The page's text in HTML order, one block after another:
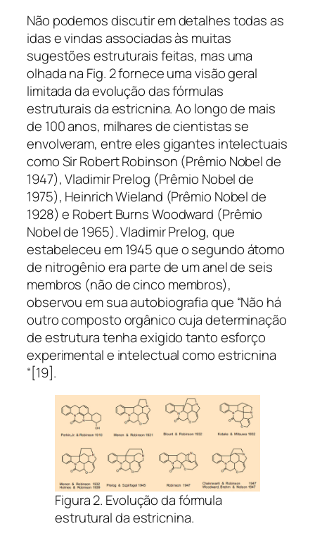
Não podemos discutir em detalhes todas as
idas e vindas associadas às muitas
sugestões estruturais feitas, mas uma
olhada na Fig. 2 fornece uma visão geral
limitada da evolução das fórmulas
estruturais da estricnina. Ao longo de mais
de 100 anos, milhares de cientistas se
envolveram, entre eles gigantes intelectuais
como Sir Robert Robinson (Prêmio Nobel de
1947), Vladimir Prelog (Prêmio Nobel de
1975), Heinrich Wieland (Prêmio Nobel de
1928) e Robert Burns Woodward (Prêmio
Nobel de 1965). Vladimir Prelog, que
estabeleceu em 1945 que o segundo átomo
de nitrogênio era parte de um anel de seis
membros (não de cinco membros),
observou em sua autobiografia que “Não há
outro composto orgânico cuja determinação
de estrutura tenha exigido tanto esforço
experimental e intelectual como estricnina
“[19].
Figura 2. Evolução da fórmula
estrutural da estricnina.